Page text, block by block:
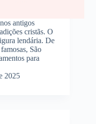
antigos
cristãs. O
lendária. De
São
para
2025